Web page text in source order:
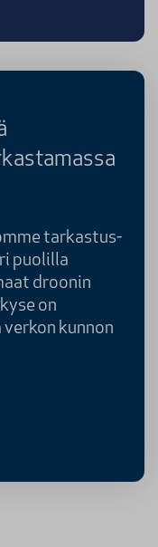
tarkastus-
puolilla
droonin
on
kunnon